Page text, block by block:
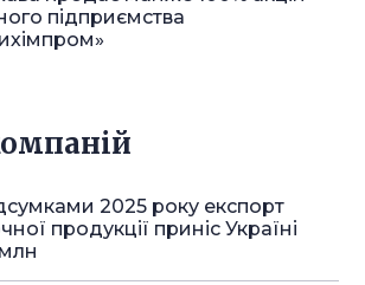
підприємства
2025 року експорт
продукції приніс Україні